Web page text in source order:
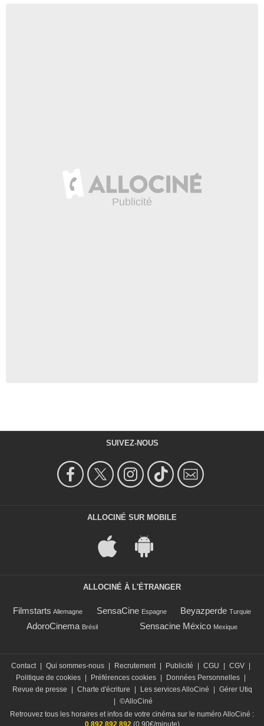
SUIVEZ-NOUS
ALLOCINÉ SUR MOBILE
ALLOCINÉ À L'ÉTRANGER
Filmstarts Allemagne SensaCine Espagne Beyazperde Turquie
AdoroCinema Brésil Sensacine México Mexique
Contact Qui sommes-nous Recrutement Publicité CGU CGV
Politique de cookies
Préférences cookies Données Personnelles
Revue de presse
Charte d'écriture Les services AlloCiné
Gérer Utiq
©AlloCiné
Retrouvez tous les horaires et infos de votre cinéma sur le numéro AlloCiné :